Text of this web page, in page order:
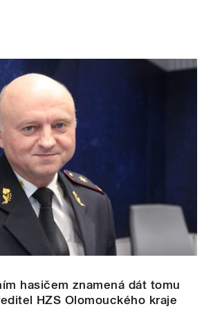
hasičem znamená dát tomu
HZS Olomouckého kraje